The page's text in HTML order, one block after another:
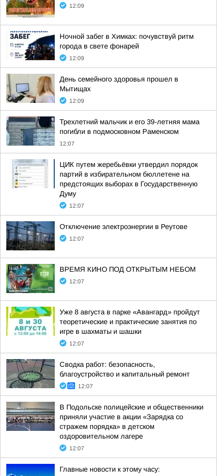
12:09
Ночной забег в Химках: почувствуй ритм
города в свете фонарей
12:09
День семейного здоровья прошел в
Мытищах
12:09
Трехлетний мальчик и его 39-летняя мама
погибли в подмосковном Раменском
12:07
ЦИК путем жеребьёвки утвердил порядок
партий в избирательном бюллетене на
предстоящих выборах в Государственную
Думу
12:07
Отключение электроэнергии в Реутове
12:07
ВРЕМЯ КИНО ПОД ОТКРЫТЫМ НЕБОМ
12:07
Уже 8 августа в парке «Авангард» пройдут
теоретические и практические занятия по
игре в шахматы и шашки
12:07
Сводка работ: безопасность,
благоустройство и капитальный ремонт
12:07
В Подольске полицейские и общественники
приняли участие в акции «Зарядка со
стражем порядка» в детском
оздоровительном лагере
12:07
Главные новости к этому часу: